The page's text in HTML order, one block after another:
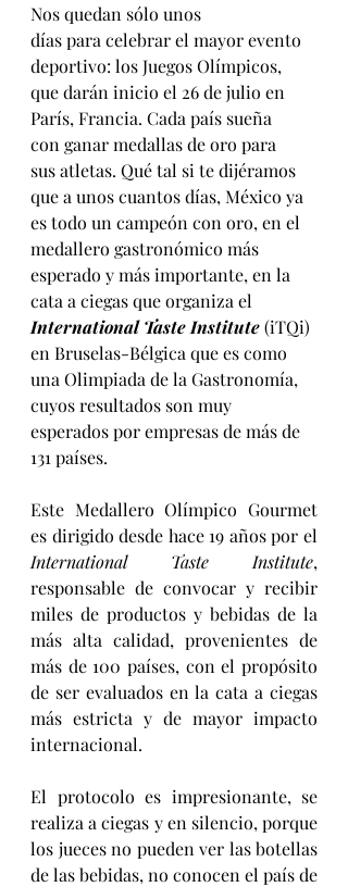
Nos quedan sólo unos
días para celebrar el mayor evento
deportivo: los Juegos Olímpicos,
que darán inicio el 26 de julio en
París, Francia. Cada país sueña
con ganar medallas de oro para
sus atletas. Qué tal si te dijéramos
que a unos cuantos días, México ya
es todo un campeón con oro, en el
medallero gastronómico más
esperado y más importante, en la
cata a ciegas que organiza el
International Taste Institute (iTQi)
en Bruselas-Bélgica que es como
una Olimpiada de la Gastronomía,
cuyos resultados son muy
esperados por empresas de más de
131 países.
Este Medallero Olímpico Gourmet
International Taste Institute,
responsable de convocar y recibir
miles de productos y bebidas de la
más alta calidad, provenientes de
más de 100 países, con el propósito
de ser evaluados en la cata a ciegas
más estricta y de mayor impacto
internacional.
El protocolo es impresionante, se
realiza a ciegas y en silencio, porque
los jueces no pueden ver las botellas
de las bebidas, no conocen el país de